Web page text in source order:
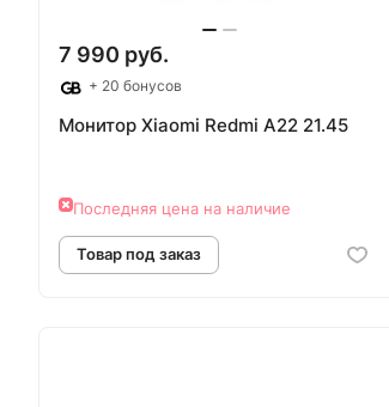
7 990 руб.
+ 20 бонусов
Монитор Xiaomi Redmi A22 21.45
Последняя цена на наличие